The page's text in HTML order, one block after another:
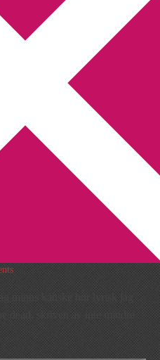
Amazon
Bloggmaraton
Min tv-blogg
Skandinaviska
the dead
dead, skriven av inte mindre